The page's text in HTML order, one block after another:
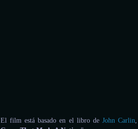
El film está basado en el libro de John Carlin